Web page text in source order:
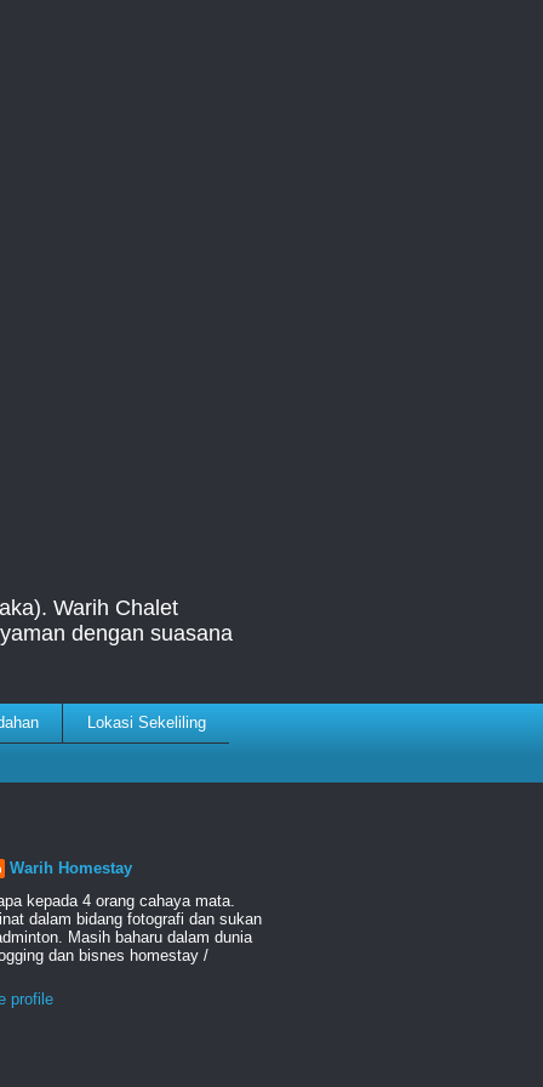
Warih Chalet
dengan suasana
Lokasi Sekeliling
Warih Homestay
kepada 4 orang cahaya mata.
dalam bidang fotografi dan sukan
Masih baharu dalam dunia
dan bisnes homestay /
profile